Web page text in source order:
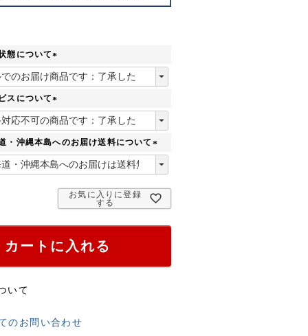
態について
(
必
須
)
スについて
(
必
須
)
・沖縄本島へのお届け送料について
(
)
お気に入りに登録
する
カートに入れる
いて
のお問い合わせ